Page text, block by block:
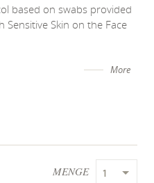
based on swabs provided
Skin on the Face
More
MENGE 1